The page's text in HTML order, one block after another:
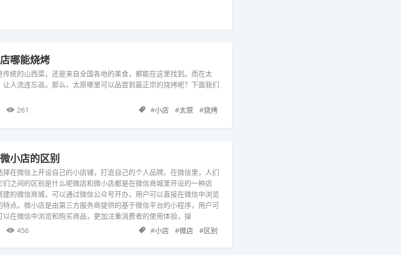
哪能烧烤
统的山西菜，还是来自全国各地的美食，都能在这里找到。而在太
人流连忘返。那么，太原哪里可以品尝到最正宗的烧烤呢？下面我们
261 #小店 #太原 #烧烤
小店的区别
在微信上开设自己的小店铺，打造自己的个人品牌。在微信里，人们
之间的区别是什么呢微店和微小店都是在微信商城里开设的一种店
的微信商城，可以通过微信公众号开办，用户可以直接在微信中浏览
点。微小店是由第三方服务商提供的基于微信平台的小程序，用户可
在微信中浏览和购买商品，更加注重消费者的使用体验，操
456 #小店 #微店 #区别